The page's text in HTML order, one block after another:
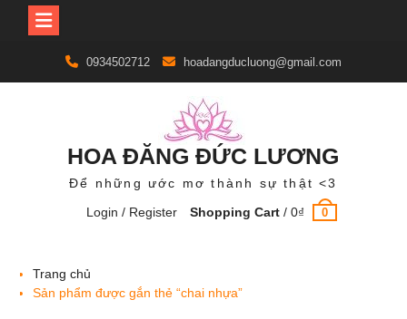
content
0934502712 hoadangducluong@gmail.com
HOA ĐĂNG ĐỨC LƯƠNG
Để những ước mơ thành sự thật <3
Login / Register
Shopping Cart /0₫ 0
Trang chủ
Sản phẩm được gắn thẻ “chai nhựa”